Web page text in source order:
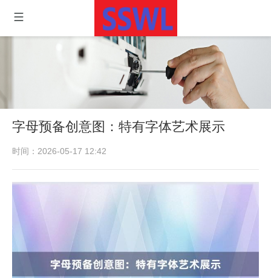
字母预备创意图：特有字体艺术展示
时间：2026-05-17 12:42